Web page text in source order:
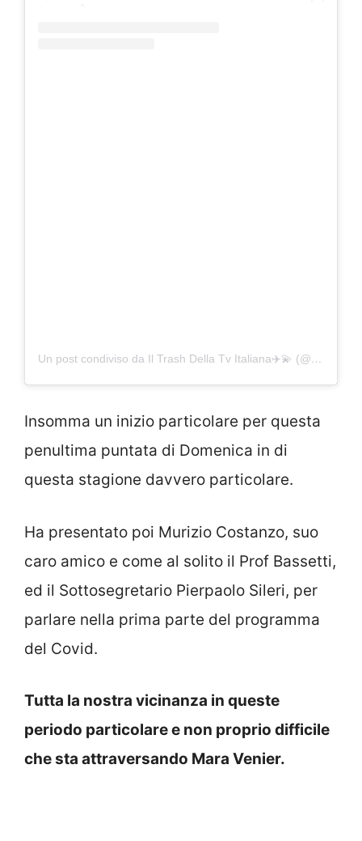
Un post condiviso da Il Trash Della Tv Italiana✈️💫 (@trashtvstellare)
Insomma un inizio particolare per questa
penultima puntata di Domenica in di
questa stagione davvero particolare.
Ha presentato poi Murizio Costanzo, suo
caro amico e come al solito il Prof Bassetti,
ed il Sottosegretario Pierpaolo Sileri, per
parlare nella prima parte del programma
del Covid.
Tutta la nostra vicinanza in queste
periodo particolare e non proprio difficile
che sta attraversando Mara Venier.